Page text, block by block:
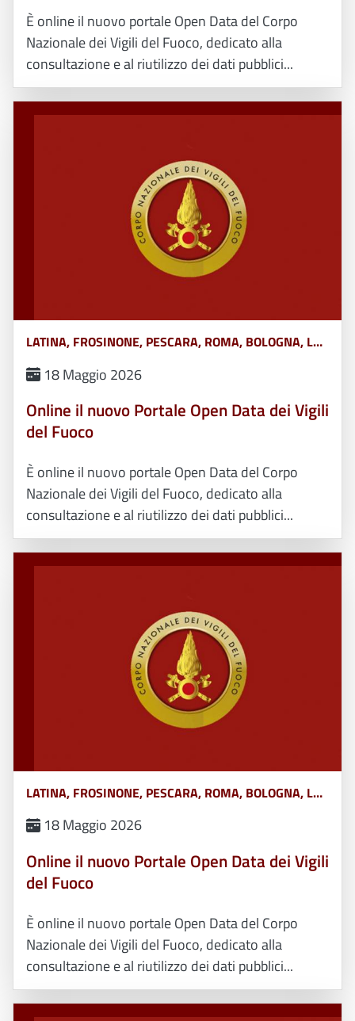
È online il nuovo portale Open Data del Corpo
Nazionale dei Vigili del Fuoco, dedicato alla
consultazione e al riutilizzo dei dati pubblici...
LATINA, FROSINONE, PESCARA, ROMA, BOLOGNA, L&#039;AQUILA, TERAMO, CHIETI, POTENZA, MATERA, CATANZARO, COSENZA, CROTONE, REGGIO CALABRIA, VIBO VALENTIA, AVELLINO, BENEVENTO, CASERTA, NAPOLI, SALERNO, FERRARA, FORLÌ-CESENA, MODENA, PARMA, PIACENZA, RAVENNA, REGGIO EMILIA, RIMINI, GORIZIA, PORDENONE, TRIESTE, UDINE, RIETI, VITERBO, GENOVA, IMPERIA, LA SPEZIA, SAVONA, BERGAMO, BRESCIA, COMO, CREMONA, LECCO, LODI, MANTOVA, MILANO, MONZA, PAVIA, SONDRIO, VARESE, ANCONA, ASCOLI PICENO, FERMO, MACERATA, CAMPOBASSO, ISERNIA, ALESSANDRIA, ASTI, BIELLA, CUNEO, NOVARA, TORINO, VERCELLI, BARI, BRINDISI, FOGGIA, LECCE, TARANTO, CAGLIARI, NUORO, ORISTANO, SASSARI, AGRIGENTO, CALTANISSETTA, CATANIA, ENNA, MESSINA, PALERMO, RAGUSA, SIRACUSA, TRAPANI, AREZZO, FIRENZE, GROSSETO, LIVORNO, LUCCA, MASSA CARRARA, PISA, PISTOIA, PRATO, SIENA, PERUGIA, TERNI, BELLUNO, BOLZANO, PADOVA, ROVIGO, TRENTO, TREVISO, VENEZIA, VERONA, VICENZA, MASSA, MONZA-BRIANZA, VERBANO-CUSIO-OSSOLA, PESARO-URBINO, BARLETTA-ANDRIA-TRANI, CAMPANIA, ABRUZZO, BASILICATA, CALABRIA, EMILIA ROMAGNA, FRIULI VENEZIA GIULIA, LAZIO, LIGURIA, LOMBARDIA, MARCHE, MOLISE, PIEMONTE, PUGLIA, SARDEGNA, SICILIA, TOSCANA, UMBRIA, VENETO E TRENTINO ALTO ADIGE, AOSTA
18 Maggio 2026
Online il nuovo Portale Open Data dei Vigili
del Fuoco
È online il nuovo portale Open Data del Corpo
Nazionale dei Vigili del Fuoco, dedicato alla
consultazione e al riutilizzo dei dati pubblici...
LATINA, FROSINONE, PESCARA, ROMA, BOLOGNA, L&#039;AQUILA, TERAMO, CHIETI, POTENZA, MATERA, CATANZARO, COSENZA, CROTONE, REGGIO CALABRIA, VIBO VALENTIA, AVELLINO, BENEVENTO, CASERTA, NAPOLI, SALERNO, FERRARA, FORLÌ-CESENA, MODENA, PARMA, PIACENZA, RAVENNA, REGGIO EMILIA, RIMINI, GORIZIA, PORDENONE, TRIESTE, UDINE, RIETI, VITERBO, GENOVA, IMPERIA, LA SPEZIA, SAVONA, BERGAMO, BRESCIA, COMO, CREMONA, LECCO, LODI, MANTOVA, MILANO, MONZA, PAVIA, SONDRIO, VARESE, ANCONA, ASCOLI PICENO, FERMO, MACERATA, CAMPOBASSO, ISERNIA, ALESSANDRIA, ASTI, BIELLA, CUNEO, NOVARA, TORINO, VERCELLI, BARI, BRINDISI, FOGGIA, LECCE, TARANTO, CAGLIARI, NUORO, ORISTANO, SASSARI, AGRIGENTO, CALTANISSETTA, CATANIA, ENNA, MESSINA, PALERMO, RAGUSA, SIRACUSA, TRAPANI, AREZZO, FIRENZE, GROSSETO, LIVORNO, LUCCA, MASSA CARRARA, PISA, PISTOIA, PRATO, SIENA, PERUGIA, TERNI, BELLUNO, BOLZANO, PADOVA, ROVIGO, TRENTO, TREVISO, VENEZIA, VERONA, VICENZA, MASSA, MONZA-BRIANZA, VERBANO-CUSIO-OSSOLA, PESARO-URBINO, BARLETTA-ANDRIA-TRANI, CAMPANIA, ABRUZZO, BASILICATA, CALABRIA, EMILIA ROMAGNA, FRIULI VENEZIA GIULIA, LAZIO, LIGURIA, LOMBARDIA, MARCHE, MOLISE, PIEMONTE, PUGLIA, SARDEGNA, SICILIA, TOSCANA, UMBRIA, VENETO E TRENTINO ALTO ADIGE, AOSTA
18 Maggio 2026
Online il nuovo Portale Open Data dei Vigili
del Fuoco
È online il nuovo portale Open Data del Corpo
Nazionale dei Vigili del Fuoco, dedicato alla
consultazione e al riutilizzo dei dati pubblici...